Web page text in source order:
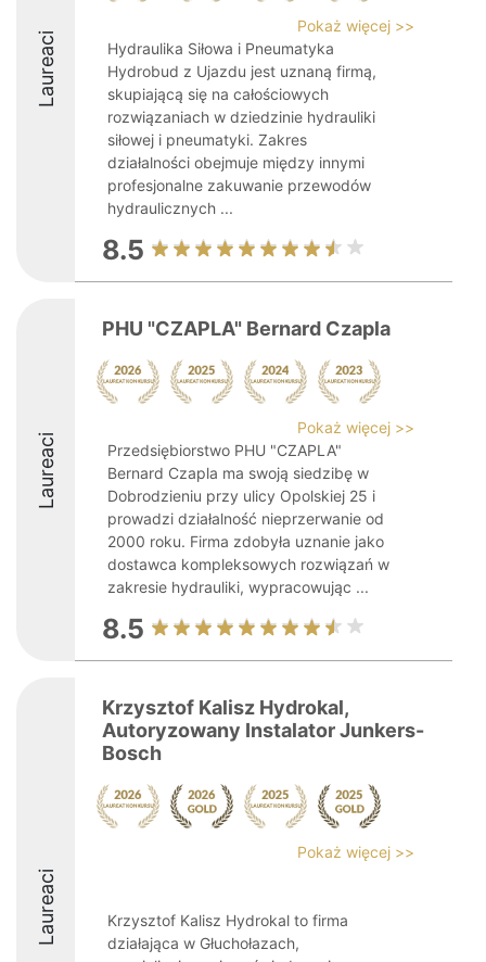
Laureaci
Pokaż więcej >>
Hydraulika Siłowa i Pneumatyka
Hydrobud z Ujazdu jest uznaną firmą,
skupiającą się na całościowych
rozwiązaniach w dziedzinie hydrauliki
siłowej i pneumatyki. Zakres
działalności obejmuje między innymi
profesjonalne zakuwanie przewodów
hydraulicznych ...
8.5
Laureaci
PHU "CZAPLA" Bernard Czapla
Pokaż więcej >>
Przedsiębiorstwo PHU "CZAPLA"
Bernard Czapla ma swoją siedzibę w
Dobrodzieniu przy ulicy Opolskiej 25 i
prowadzi działalność nieprzerwanie od
2000 roku. Firma zdobyła uznanie jako
dostawca kompleksowych rozwiązań w
zakresie hydrauliki, wypracowując ...
8.5
Laureaci
Krzysztof Kalisz Hydrokal,
Autoryzowany Instalator Junkers-
Bosch
Pokaż więcej >>
Krzysztof Kalisz Hydrokal to firma
działająca w Głuchołazach,